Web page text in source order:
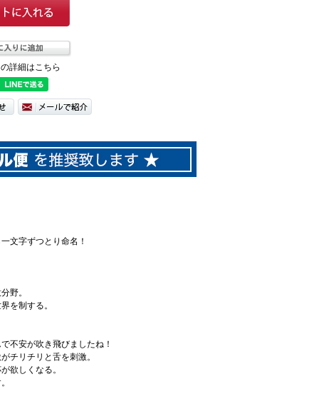
詳細はこちら
文字ずつとり命名！
野。
を制する。
不安が吹き飛びましたね！
チリチリと舌を刺激。
欲しくなる。